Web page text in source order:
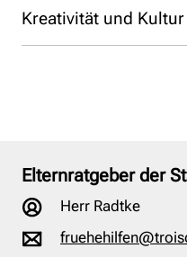
Kreativität und Kultur
Elternratgeber der
Herr Radtke